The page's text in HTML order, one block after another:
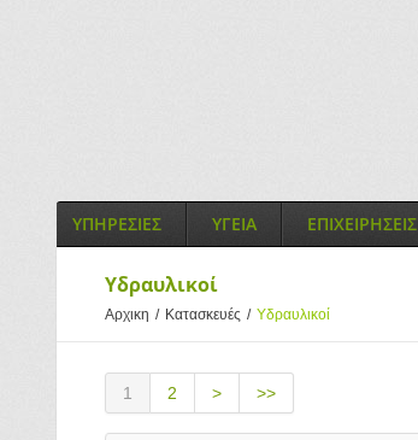
ΥΠΗΡΕΣΙΕΣ ΥΓΕΙΑ ΕΠΙΧΕΙΡΗΣΕΙΣ
Υδραυλικοί
Αρχικη / Κατασκευές / Υδραυλικοί
1 2 > >>